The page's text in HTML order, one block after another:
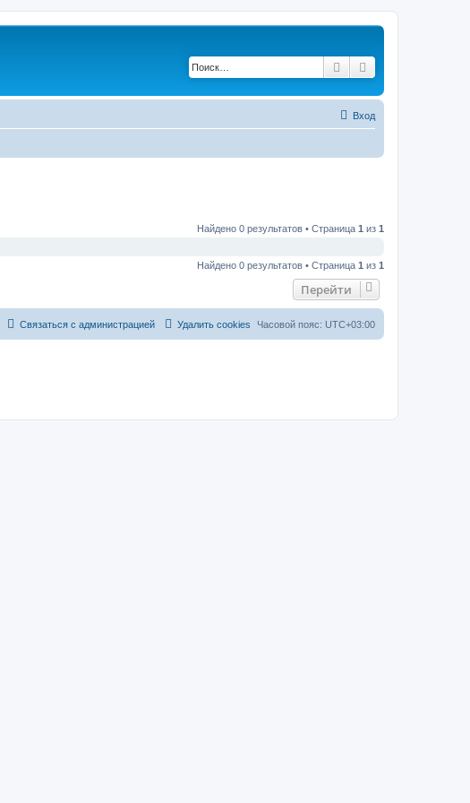
Поиск
Вход
Найдено 0 результатов • Страница 1 из 1
Найдено 0 результатов • Страница 1 из 1
Перейти
Часовой пояс: UTC+03:00
Удалить cookies
Связаться с администрацией